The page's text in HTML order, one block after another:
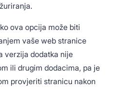
ova opcija može biti
vaše web stranice
verzija dodatka nije
ili drugim dodacima, pa je
provjeriti stranicu nakon